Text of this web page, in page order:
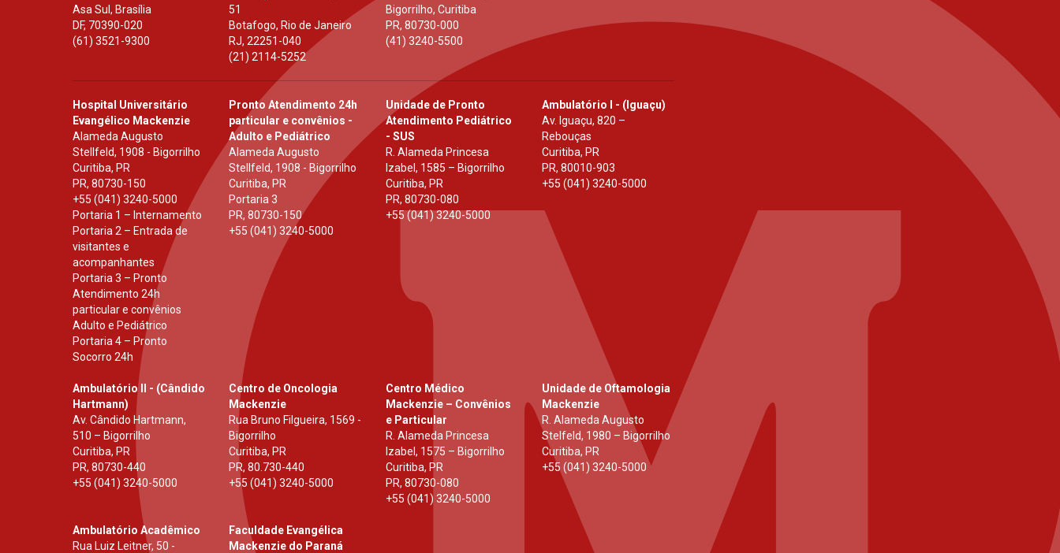
Asa Sul, Brasília
DF, 70390-020
(61) 3521-9300
51
Botafogo, Rio de Janeiro
RJ,22251-040
(21) 2114-5252
Bigorrilho, Curitiba
PR, 80730-000
(41) 3240-5500
Hospital Universitário
Evangélico Mackenzie
Alameda Augusto
Stellfeld, 1908 - Bigorrilho
Curitiba, PR
PR, 80730-150
+55 (041) 3240-5000
Portaria 1 – Internamento
Portaria 2 – Entrada de
visitantes e
acompanhantes
Portaria 3 – Pronto
Atendimento 24h
particular e convênios
Adulto e Pediátrico
Portaria 4 – Pronto
Socorro 24h
Pronto Atendimento 24h
particular e convênios -
Adulto e Pediátrico
Alameda Augusto
Stellfeld, 1908 - Bigorrilho
Curitiba, PR
Portaria 3
PR,80730-150
+55 (041) 3240-5000
Unidade de Pronto
Atendimento Pediátrico
- SUS
R. Alameda Princesa
Izabel, 1585 – Bigorrilho
Curitiba, PR
PR, 80730-080
+55 (041) 3240-5000
Ambulatório I - (Iguaçu)
Av. Iguaçu, 820 –
Rebouças
Curitiba, PR
PR, 80010-903
+55 (041) 3240-5000
Ambulatório II - (Cândido
Hartmann)
Av. Cândido Hartmann,
510 – Bigorrilho
Curitiba, PR
PR, 80730-440
+55 (041) 3240-5000
Centro de Oncologia
Mackenzie
Rua Bruno Filgueira, 1569 -
Bigorrilho
Curitiba, PR
PR,80.730-440
+55 (041) 3240-5000
Centro Médico
Mackenzie – Convênios
e Particular
R. Alameda Princesa
Izabel, 1575 – Bigorrilho
Curitiba, PR
PR, 80730-080
+55 (041) 3240-5000
Unidade de Oftamologia
Mackenzie
R. Alameda Augusto
Stelfeld, 1980 – Bigorrilho
Curitiba, PR
+55 (041) 3240-5000
Ambulatório Acadêmico
Rua Luiz Leitner, 50 -
Faculdade Evangélica
Mackenzie do Paraná